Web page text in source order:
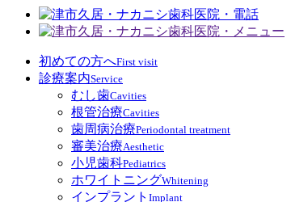
初めての方へFirst visit
診療案内Service
むし歯Cavities
根管治療Cavities
歯周病治療Periodontal treatment
審美治療Aesthetic
小児歯科Pediatrics
ホワイトニングWhitening
インプラント Implant